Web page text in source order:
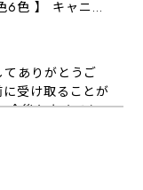
【 チワワ スムース 毛色6色 】 キャニスター 保存容器 お家用 プレゼント 犬 ペット うちの子 犬グッズ
ありがとうご
受け取ることが
今後ともよろし